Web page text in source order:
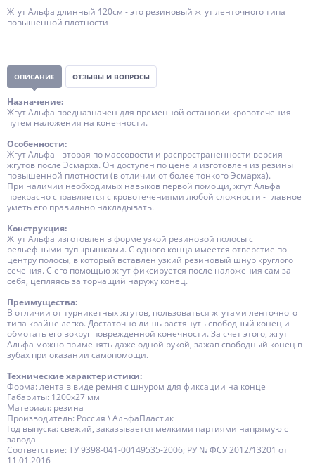
Жгут Альфа длинный 120см - это резиновый жгут ленточного типа
повышенной плотности
ОПИСАНИЕ ОТЗЫВЫ И ВОПРОСЫ
Назначение:
Жгут Альфа предназначен для временной остановки кровотечения
путем наложения на конечности.
Особенности:
Жгут Альфа - вторая по массовости и распространенности версия
жгутов после Эсмарха. Он доступен по цене и изготовлен из резины
повышенной плотности (в отличии от более тонкого Эсмарха).
При наличии необходимых навыков первой помощи, жгут Альфа
прекрасно справляется с кровотечениями любой сложности - главное
уметь его правильно накладывать.
Конструкция:
Жгут Альфа изготовлен в форме узкой резиновой полосы с
рельефными пупырышками. С одного конца имеется отверстие по
центру полосы, в который вставлен узкий резиновый шнур круглого
сечения. С его помощью жгут фиксируется после наложения сам за
себя, цепляясь за торчащий наружу конец.
Преимущества:
В отличии от турникетных жгутов, пользоваться жгутами ленточного
типа крайне легко. Достаточно лишь растянуть свободный конец и
обмотать его вокруг поврежденной конечности. За счет этого, жгут
Альфа можно применять даже одной рукой, зажав свободный конец в
зубах при оказании самопомощи.
Технические характеристики:
Форма: лента в виде ремня с шнуром для фиксации на конце
Габариты: 1200х27 мм
Материал: резина
Производитель: Россия \ АльфаПластик
Год выпуска: свежий, заказывается мелкими партиями напрямую с
завода
Соответствие: ТУ 9398-041-00149535-2006; РУ № ФСУ 2012/13201 от
11.01.2016